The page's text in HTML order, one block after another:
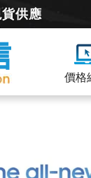
供應
價格